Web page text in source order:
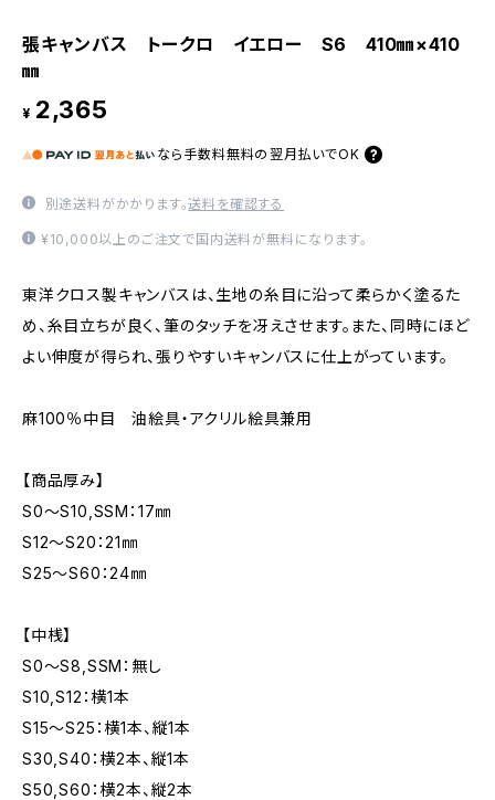
張キャンバス トークロ イエロー S6 410㎜×410
㎜
¥ 2,365
なら 手数料無料の 翌月払いでOK
別途送料がかかります。送料を確認する
¥10,000以上のご注文で国内送料が無料になります。
東洋クロス製キャンバスは、生地の糸目に沿って柔らかく塗るた
め、糸目立ちが良く、筆のタッチを冴えさせます。また、同時にほど
よい伸度が得られ、張りやすいキャンバスに仕上がっています。
麻100％中目 油絵具・アクリル絵具兼用
【商品厚み】
S0～S10,SSM：17㎜
S12～S20：21㎜
S25～S60：24㎜
【中桟】
S0～S8,SSM：無し
S10,S12：横1本
S15～S25：横1本、縦1本
S30,S40：横2本、縦1本
S50,S60：横2本、縦2本